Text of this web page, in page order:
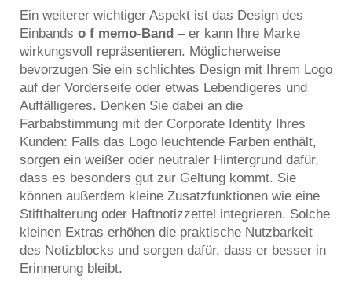
Ein weiterer wichtiger Aspekt ist das Design des
Einbands o f memo-Band – er kann Ihre Marke
wirkungsvoll repräsentieren. Möglicherweise
bevorzugen Sie ein schlichtes Design mit Ihrem Logo
auf der Vorderseite oder etwas Lebendigeres und
Auffälligeres. Denken Sie dabei an die
Farbabstimmung mit der Corporate Identity Ihres
Kunden: Falls das Logo leuchtende Farben enthält,
sorgen ein weißer oder neutraler Hintergrund dafür,
dass es besonders gut zur Geltung kommt. Sie
können außerdem kleine Zusatzfunktionen wie eine
Stifthalterung oder Haftnotizzettel integrieren. Solche
kleinen Extras erhöhen die praktische Nutzbarkeit
des Notizblocks und sorgen dafür, dass er besser in
Erinnerung bleibt.